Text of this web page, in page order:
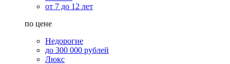
от 7 до 12 лет
по цене
Недорогие
до 300 000 рублей
Люкс